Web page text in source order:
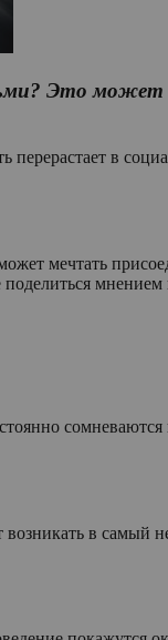
Это
в
мечтать
поделиться
сомневаются
в самый